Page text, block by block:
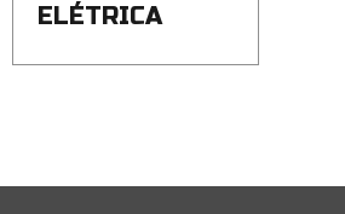
Login
ELÉTRICA